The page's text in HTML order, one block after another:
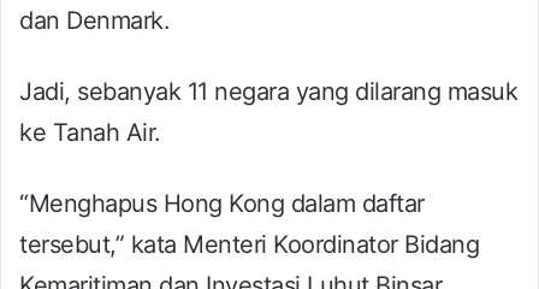
dan Denmark.
Jadi, sebanyak 11 negara yang dilarang masuk
ke Tanah Air.
“Menghapus Hong Kong dalam daftar
tersebut,” kata Menteri Koordinator Bidang